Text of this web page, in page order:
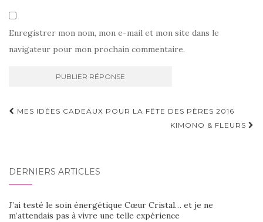
Enregistrer mon nom, mon e-mail et mon site dans le
navigateur pour mon prochain commentaire.
Navigation
MES IDÉES CADEAUX POUR LA FÊTE DES PÈRES 2016
KIMONO & FLEURS
DERNIERS ARTICLES
J’ai testé le soin énergétique Cœur Cristal… et je ne
m’attendais pas à vivre une telle expérience